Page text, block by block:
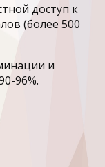
доступ к
(более 500
и
96%.